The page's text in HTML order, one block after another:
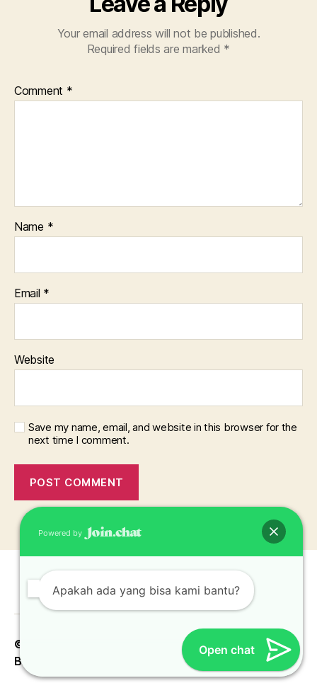
Your email address will not be published.
Required fields are marked *
Comment *
Name *
Email *
Website
Save my name, email, and website in this browser for the
next time I comment.
© 2026
Konveksi Topi Jakarta Bekasi Depok
Bogor
Up ↑
Powered by
Apakah ada yang bisa kami bantu?
Open chat